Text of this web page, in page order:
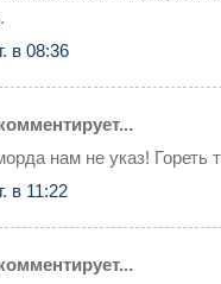
в 08:36
нам не указ!
в 11:22